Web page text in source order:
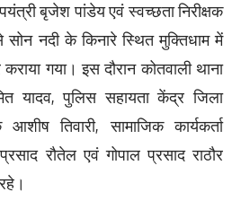
बृजेश पांडेय एवं स्वच्छता निरीक्षक
नदी के किनारे स्थित मुक्तिधाम में
गया। इस दौरान कोतवाली थाना
यादव, पुलिस सहायता केंद्र जिला
तिवारी, सामाजिक कार्यकर्ता
रौतेल एवं गोपाल प्रसाद राठौर